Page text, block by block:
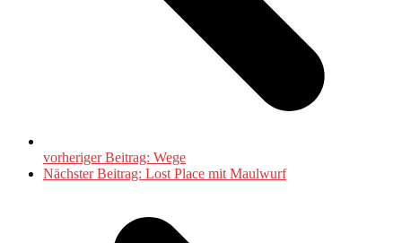
vorheriger Beitrag: Wege
Nächster Beitrag: Lost Place mit Maulwurf